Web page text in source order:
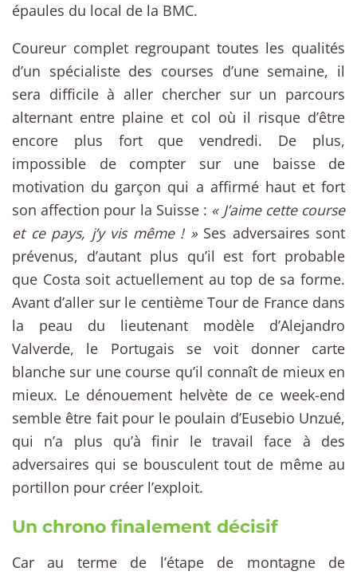
épaules du local de la BMC.
Coureur complet regroupant toutes les qualités
d’un spécialiste des courses d’une semaine, il
sera difficile à aller chercher sur un parcours
alternant entre plaine et col où il risque d’être
encore plus fort que vendredi. De plus,
impossible de compter sur une baisse de
motivation du garçon qui a affirmé haut et fort
son affection pour la Suisse : « J’aime cette course
et ce pays, j’y vis même ! »Ses adversaires sont
prévenus, d’autant plus qu’il est fort probable
que Costa soit actuellement au top de sa forme.
Avant d’aller sur le centième Tour de France dans
la peau du lieutenant modèle d’Alejandro
Valverde, le Portugais se voit donner carte
blanche sur une course qu’il connaît de mieux en
mieux. Le dénouement helvète de ce week-end
semble être fait pour le poulain d’Eusebio Unzué,
qui n’a plus qu’à finir le travail face à des
adversaires qui se bousculent tout de même au
portillon pour créer l’exploit.
Un chrono finalement décisif
Car au terme de l’étape de montagne de